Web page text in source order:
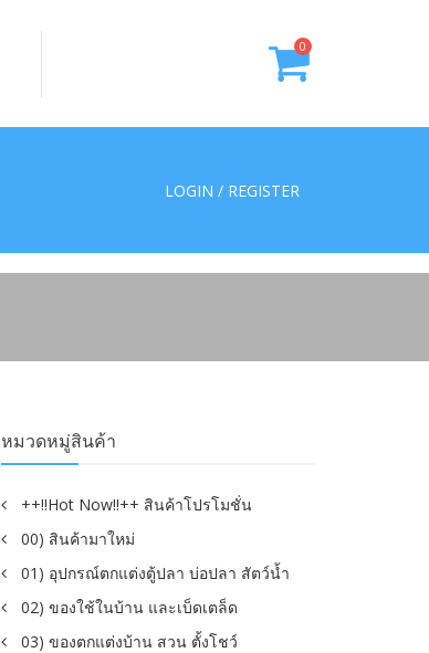
0
LOGIN / REGISTER
หมวดหมู่สินค้า
++!!Hot Now!!++ สินค้าโปรโมชั่น
00) สินค้ามาใหม่
01) อุปกรณ์ตกแต่งตู้ปลา บ่อปลา สัตว์น้ำ
02) ของใช้ในบ้าน และเบ็ดเตล็ด
03) ของตกแต่งบ้าน สวน ตั้งโชว์